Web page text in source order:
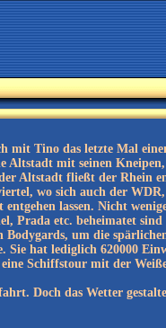
mit Tino das letzte Mal
Altstadt mit seinen
Altstadt fließt der Rhein
wo sich auch der
lassen. Nicht
Prada etc. beheimatet
Bodygards, um die
hat lediglich 620000
Schiffstour mit der
Doch das Wetter